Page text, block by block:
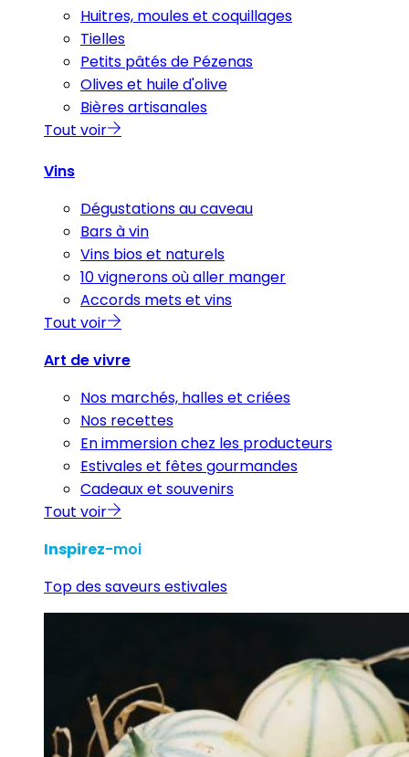
Huitres, moules et coquillages
Tielles
Petits pâtés de Pézenas
Olives et huile d'olive
Bières artisanales
Tout voir
Vins
Dégustations au caveau
Bars à vin
Vins bios et naturels
10 vignerons où aller manger
Accords mets et vins
Tout voir
Art de vivre
Nos marchés, halles et criées
Nos recettes
En immersion chez les producteurs
Estivales et fêtes gourmandes
Cadeaux et souvenirs
Tout voir
Inspirez-moi
Top des saveurs estivales